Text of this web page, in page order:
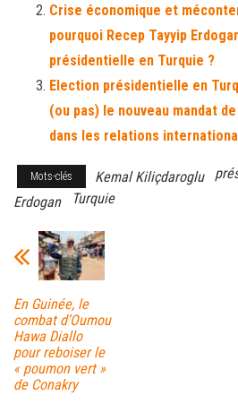
Crise économique et
pourquoi Recep Tayyip
présidentielle en Turquie ?
Election présidentielle en
(ou pas) le nouveau mandat
dans les relations
Mots-clés Kemal Kiliçdaroglu
Erdogan
Turquie
En Guinée, le
combat d’Oumou
Hawa Diallo
pour reboiser le
« poumon vert »
de Conakry